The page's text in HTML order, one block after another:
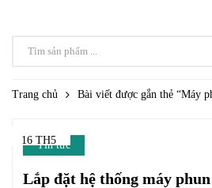
Trang chủ Bài viết được gắn thẻ “Máy
16 TH5
Tin tức
Lắp đặt hệ thống máy